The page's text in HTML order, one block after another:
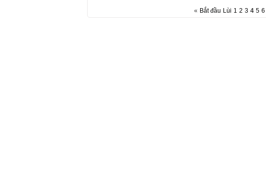
« Bắt đầu Lùi 1 2 3 4 5 6